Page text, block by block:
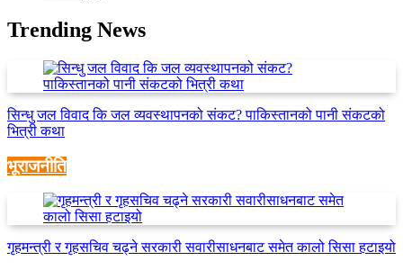
Trending News
सिन्धु जल विवाद कि जल व्यवस्थापनको संकट? पाकिस्तानको पानी संकटको
भित्री कथा
भूराजनीति
गृहमन्त्री र गृहसचिव चढ्ने सरकारी सवारीसाधनबाट समेत कालो सिसा हटाइयो